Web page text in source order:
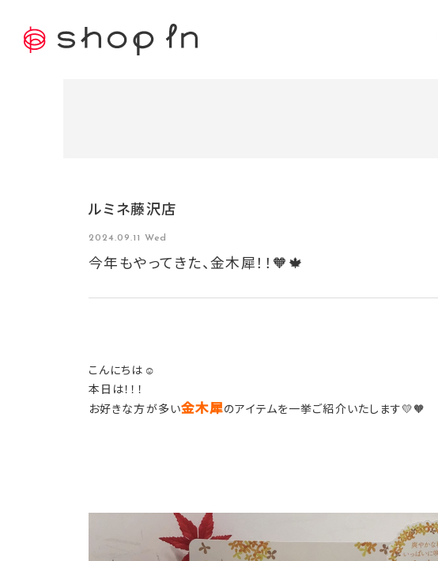
ルミネ藤沢店
2024.09.11 Wed
今年もやってきた、金木犀！！🧡🍁
こんにちは☺️
本日は！！！
お好きな方が多い金木犀のアイテムを一挙ご紹介いたします💛🧡